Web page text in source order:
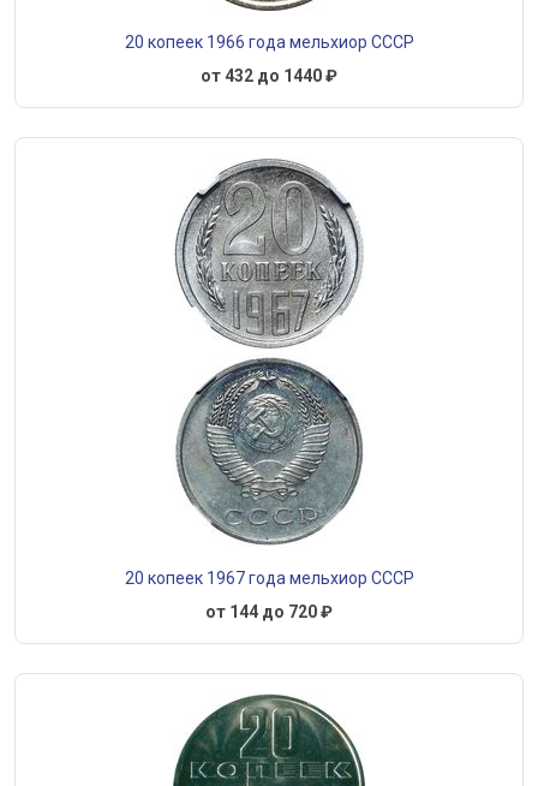
20 копеек 1966 года мельхиор СССР
от 432 до 1440 ₽
20 копеек 1967 года мельхиор СССР
от 144 до 720 ₽